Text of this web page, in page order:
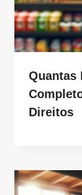
Quantas
Direitos